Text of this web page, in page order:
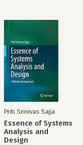
Priti Srinivas Sajja
Essence of Systems
Analysis and
Design